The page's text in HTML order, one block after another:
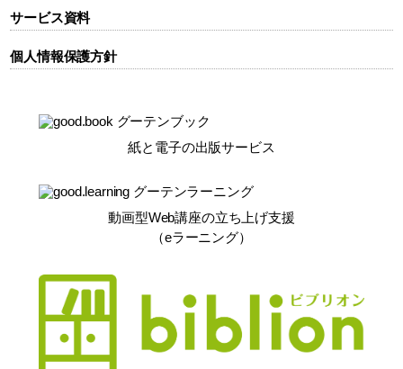
サービス資料
個人情報保護方針
紙と電子の出版サービス
動画型Web講座の立ち上げ支援
（eラーニング）